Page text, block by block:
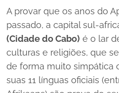
A provar que os anos do
passado, a capital sul-
(Cidade do Cabo) é o lar
culturas e religiões, que
de forma muito simpática
suas 11 línguas oficiais